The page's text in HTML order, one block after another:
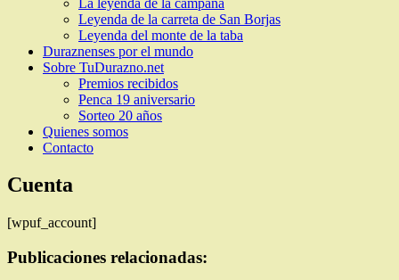
Leyenda de la carreta de San Borjas
Leyenda del monte de la taba
Duraznenses por el mundo
Sobre TuDurazno.net
Premios recibidos
Penca 19 aniversario
Sorteo 20 años
Quienes somos
Contacto
Cuenta
[wpuf_account]
Publicaciones relacionadas: